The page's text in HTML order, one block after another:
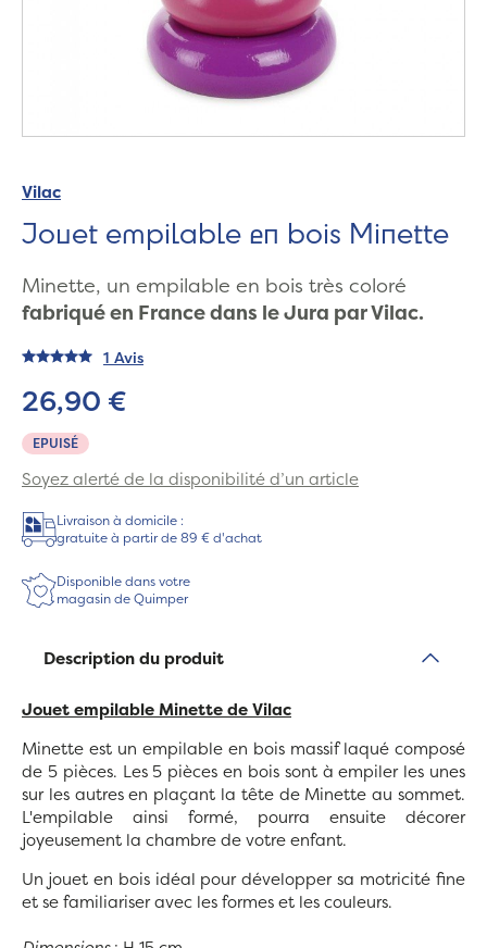
Vilac
Jouet empilable en bois Minette
Minette, un empilable en bois très coloré
fabriqué en France dans le Jura par Vilac.
1 Avis
EPUISÉ
26,90 €
Soyez alerté de la disponibilité d’un article
Livraison à domicile :
gratuite à partir de 89 € d'achat
Disponible dans votre
magasin de Quimper
Description du produit
Jouet empilable Minette de Vilac
Minette est un empilable en bois massif laqué composé
de 5 pièces. Les 5 pièces en bois sont à empiler les unes
sur les autres en plaçant la tête de Minette au sommet.
L'empilable ainsi formé, pourra ensuite décorer
joyeusement la chambre de votre enfant.
Un jouet en bois idéal pour développer sa motricité fine
et se familiariser avec les formes et les couleurs.